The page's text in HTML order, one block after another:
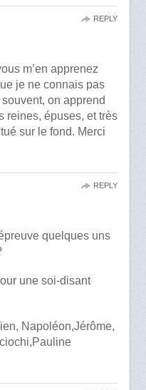
m’en apprenez
je ne connais pas
on apprend
reines, épuses, et très
sur le fond. Merci
REPLY
quelques uns
une soi-disant
Napoléon,Jérôme,
REPLY